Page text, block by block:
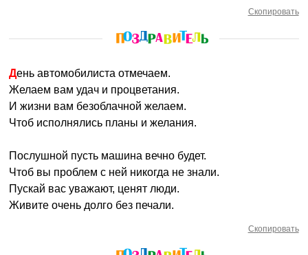
Скопировать
День автомобилиста отмечаем.
Желаем вам удач и процветания.
И жизни вам безоблачной желаем.
Чтоб исполнялись планы и желания.
Послушной пусть машина вечно будет.
Чтоб вы проблем с ней никогда не знали.
Пускай вас уважают, ценят люди.
Живите очень долго без печали.
Скопировать